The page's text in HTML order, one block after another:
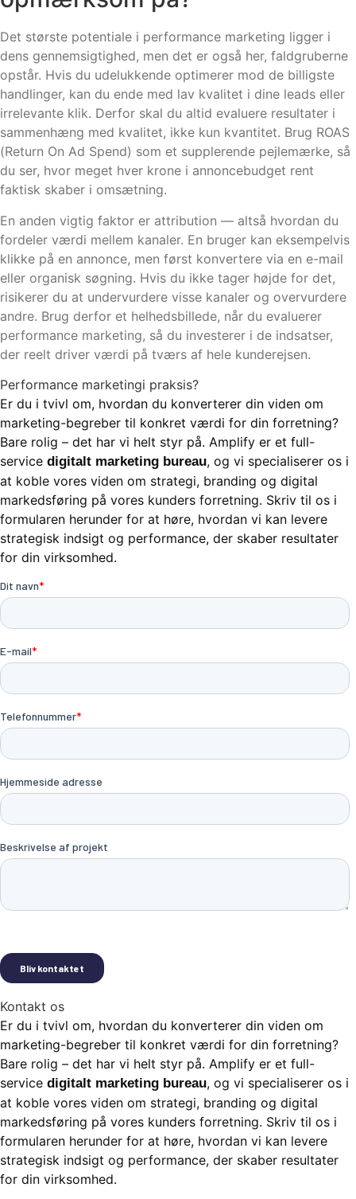
Det største potentiale i performance marketing ligger i
dens gennemsigtighed, men det er også her, faldgruberne
opstår. Hvis du udelukkende optimerer mod de billigste
handlinger, kan du ende med lav kvalitet i dine leads eller
irrelevante klik. Derfor skal du altid evaluere resultater i
sammenhæng med kvalitet, ikke kun kvantitet. Brug ROAS
(Return On Ad Spend) som et supplerende pejlemærke, så
du ser, hvor meget hver krone i annoncebudget rent
faktisk skaber i omsætning.
En anden vigtig faktor er attribution — altså hvordan du
fordeler værdi mellem kanaler. En bruger kan eksempelvis
klikke på en annonce, men først konvertere via en e-mail
eller organisk søgning. Hvis du ikke tager højde for det,
risikerer du at undervurdere visse kanaler og overvurdere
andre. Brug derfor et helhedsbillede, når du evaluerer
performance marketing, så du investerer i de indsatser,
der reelt driver værdi på tværs af hele kunderejsen.
Performance marketingi praksis?
Er du i tvivl om, hvordan du konverterer din viden om
marketing-begreber til konkret værdi for din forretning?
Bare rolig – det har vi helt styr på. Amplify er et full-
service digitalt marketing bureau, og vi specialiserer os i
at koble vores viden om strategi, branding og digital
markedsføring på vores kunders forretning. Skriv til os i
formularen herunder for at høre, hvordan vi kan levere
strategisk indsigt og performance, der skaber resultater
for din virksomhed.
Kontakt os
Er du i tvivl om, hvordan du konverterer din viden om
marketing-begreber til konkret værdi for din forretning?
Bare rolig – det har vi helt styr på. Amplify er et full-
service digitalt marketing bureau, og vi specialiserer os i
at koble vores viden om strategi, branding og digital
markedsføring på vores kunders forretning. Skriv til os i
formularen herunder for at høre, hvordan vi kan levere
strategisk indsigt og performance, der skaber resultater
for din virksomhed.